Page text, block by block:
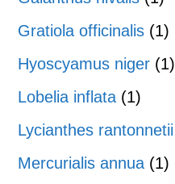
Gratiola officinalis (1)
Hyoscyamus niger (1)
Lobelia inflata (1)
Lycianthes rantonnetii
Mercurialis annua (1)